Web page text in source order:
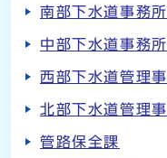
南部下水道事務所
中部下水道事務所
西部下水道管理
北部下水道管理
管路保全課